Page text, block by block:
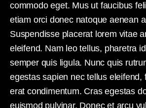
commodo eget. Mus ut faucibus
etiam orci donec natoque aenean
Suspendisse placerat lorem vitae
eleifend. Nam leo tellus, pharetra
semper quis ligula. Nunc quis
egestas sapien nec tellus eleifend,
erat condimentum. Cras egestas
euismod pulvinar. Donec et arcu